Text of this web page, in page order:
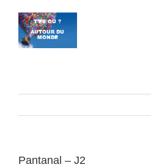
contenu
Pantanal – J2